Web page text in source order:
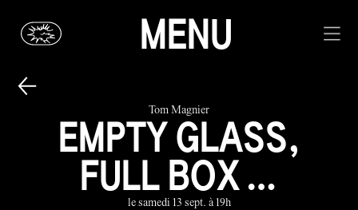
MENU
Tom Magnier
EMPTY GLASS,
FULL BOX …
le samedi 13 sept. à 19h